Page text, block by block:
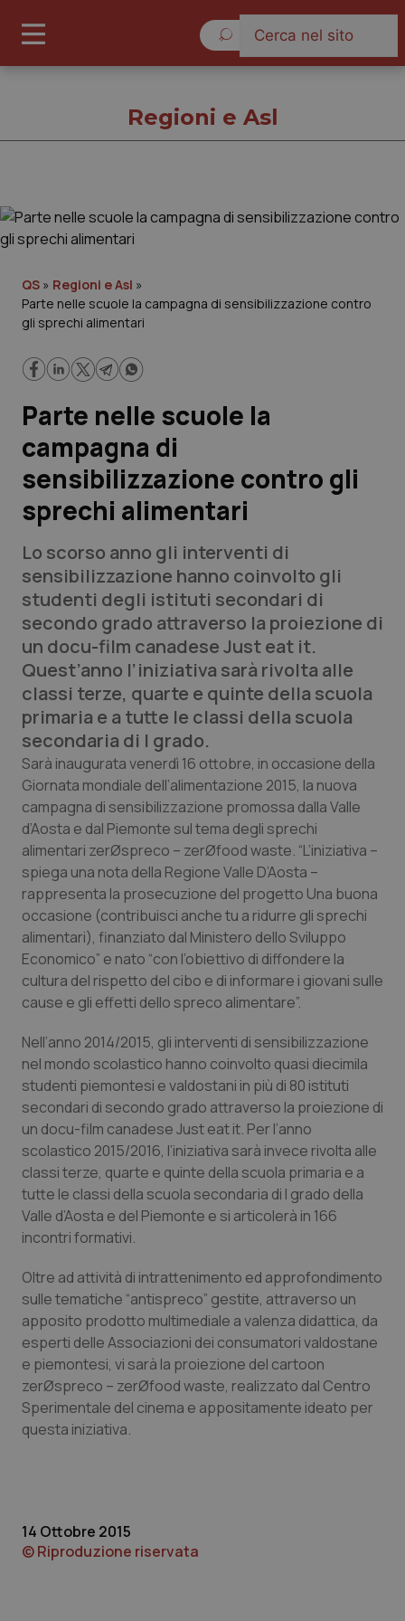
Governo e Parlamento
Regioni e Asl
Lavoro e Professioni
Scienza e Farmaci
Studi e Analisi
Lettere al direttore
Edizioni Regionali
QS Pro
Professionisti Sanitari.AI
Abruzzo
Basilicata
Calabria
Campania
Emilia-Romagna
Friuli Venezia Giulia
Lazio
Liguria
Lombardia
Marche
Molise
Piemonte
Provincia Autonoma di Bolzano
Provincia Autonoma di Trento
Puglia
Sardegna
Toscana
QS Pro Gold
Artrite & artrosi
Asma & BPCO
Car-T
Colesterolo & coronaropatie
Dermatite Atopica
Diabete & glucometri
Disturbi dell’umore
Dolore
Donna & Salute
Epatiti
HIV
Infezioni & Febbre
Ipertensione & Scompenso
Malattie rare
Malattia di Crohn & Rettocolite Ulcerosa
Obesità
QS Club Newsletter
Regioni e Asl
QS » Regioni e Asl »
Parte nelle scuole la campagna di sensibilizzazione contro
gli sprechi alimentari
Parte nelle scuole la
campagna di
sensibilizzazione contro gli
sprechi alimentari
Lo scorso anno gli interventi di
sensibilizzazione hanno coinvolto gli
studenti degli istituti secondari di
secondo grado attraverso la proiezione di
un docu-film canadeseJust eat it.
Quest’anno l’iniziativa sarà rivolta alle
classi terze, quarte e quinte della scuola
primaria e a tutte le classi della scuola
secondaria di I grado.
Sarà inaugurata venerdì 16 ottobre, in occasione della
Giornata mondiale dell’alimentazione 2015, la nuova
campagna di sensibilizzazione promossa dalla Valle
d’Aosta e dal Piemonte sul tema degli sprechi
alimentari zerØspreco – zerØfood waste. “L’iniziativa –
spiega una nota della Regione Valle D’Aosta –
rappresenta la prosecuzione del progetto Una buona
occasione (contribuisci anche tu a ridurre gli sprechi
alimentari), finanziato dal Ministero dello Sviluppo
Economico” e nato “con l’obiettivo di diffondere la
cultura del rispetto del cibo e di informare i giovani sulle
cause e gli effetti dello spreco alimentare”.
Nell’anno 2014/2015, gli interventi di sensibilizzazione
nel mondo scolastico hanno coinvolto quasi diecimila
studenti piemontesi e valdostani in più di 80 istituti
secondari di secondo grado attraverso la proiezione di
un docu-film canadese Just eat it. Per l’anno
scolastico 2015/2016, l’iniziativa sarà invece rivolta alle
classi terze, quarte e quinte della scuola primaria e a
tutte le classi della scuola secondaria di I grado della
Valle d’Aosta e del Piemonte e si articolerà in 166
incontri formativi.
Oltre ad attività di intrattenimento ed approfondimento
sulle tematiche “antispreco” gestite, attraverso un
apposito prodotto multimediale a valenza didattica, da
esperti delle Associazioni dei consumatori valdostane
e piemontesi, vi sarà la proiezione del cartoon
zerØspreco – zerØfood waste, realizzato dal Centro
Sperimentale del cinema e appositamente ideato per
questa iniziativa.
14 Ottobre 2015
© Riproduzione riservata